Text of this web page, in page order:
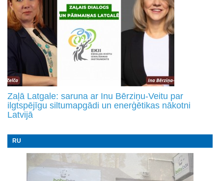
Zaļā Latgale: saruna ar Inu Bērziņu-Veitu par
ilgtspējīgu siltumapgādi un enerģētikas nākotni
Latvijā
RU